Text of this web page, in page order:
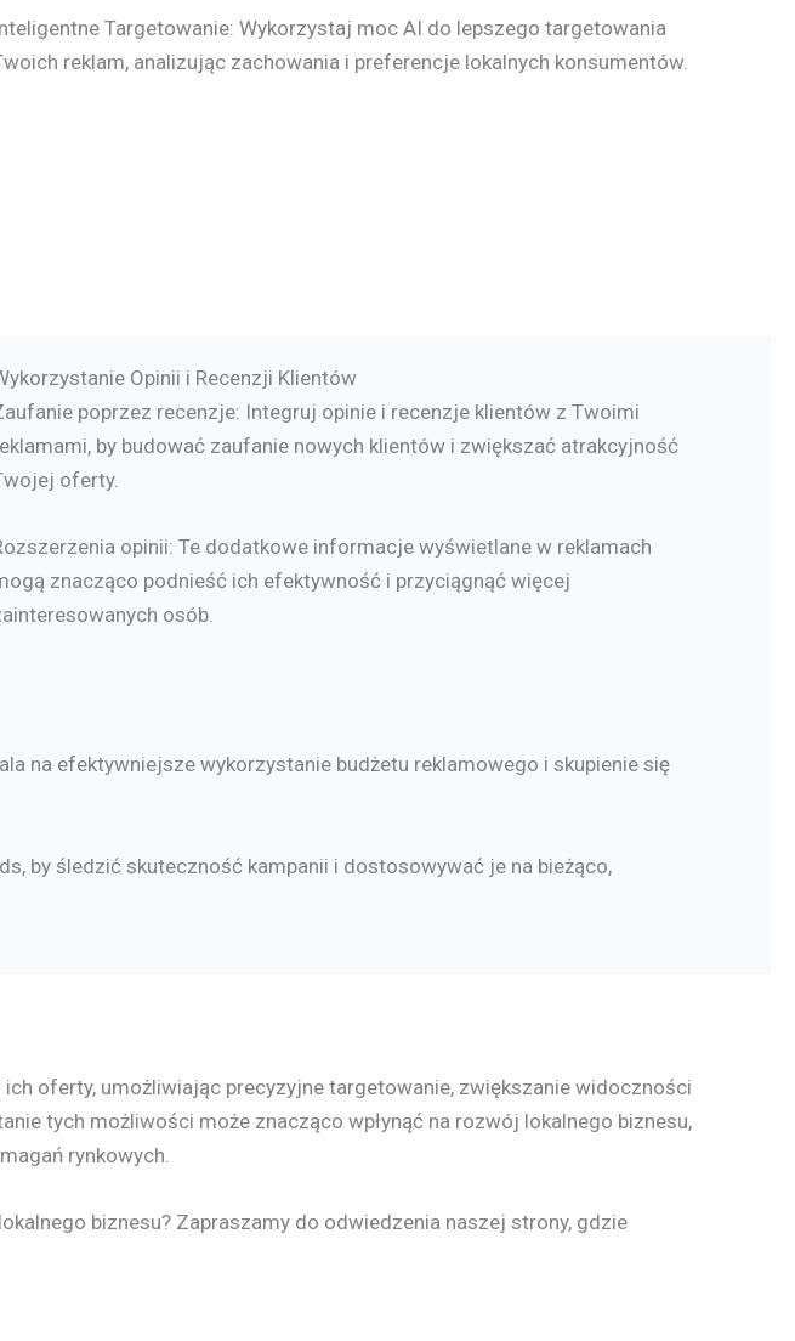
Targetowanie: Wykorzystaj moc AI do lepszego targetowania
reklam, analizując zachowania i preferencje lokalnych konsumentów.
Opinii i Recenzji Klientów
poprzez recenzje: Integruj opinie i recenzje klientów z Twoimi
by budować zaufanie nowych klientów i zwiększać atrakcyjność
oferty.
opinii: Te dodatkowe informacje wyświetlane w reklamach
znacząco podnieść ich efektywność i przyciągnąć więcej
osób.
na efektywniejsze wykorzystanie budżetu reklamowego i skupienie się
by śledzić skuteczność kampanii i dostosowywać je na bieżąco,
oferty, umożliwiając precyzyjne targetowanie, zwiększanie widoczności
tych możliwości może znacząco wpłynąć na rozwój lokalnego biznesu,
rynkowych.
biznesu? Zapraszamy do odwiedzenia naszej strony, gdzie